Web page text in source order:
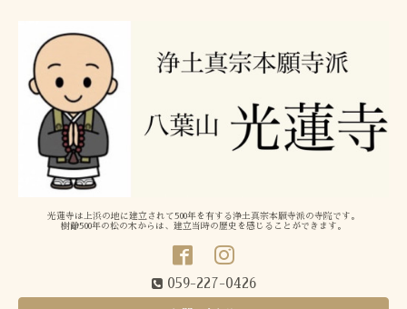
光蓮寺は上浜の地に建立されて500年を有する浄土真宗本願寺派の寺院です。
樹齢500年の松の木からは、建立当時の歴史を感じることができます。
059-227-0426